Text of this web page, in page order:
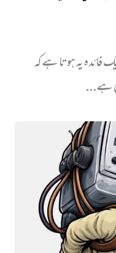
فائدہ یہ ہوتا ہے کہ
ہے...